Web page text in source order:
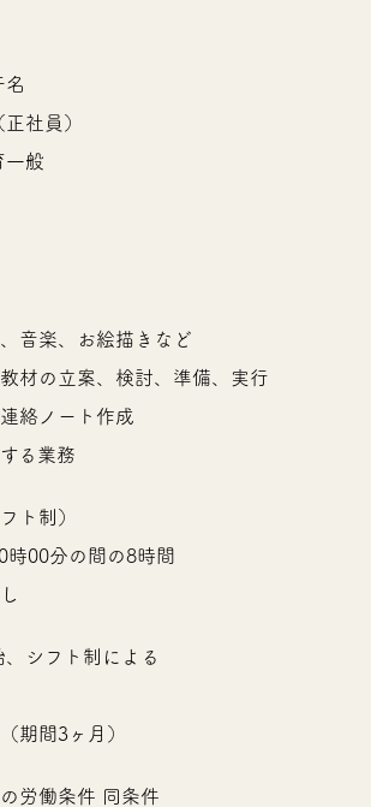
名
社員）
一般
音楽、お絵描きなど
材の立案、検討、準備、実行
絡ノート作成
る業務
ト制）
時00分の間の8時間
シフト制による
期間3ヶ月）
労働条件 同条件